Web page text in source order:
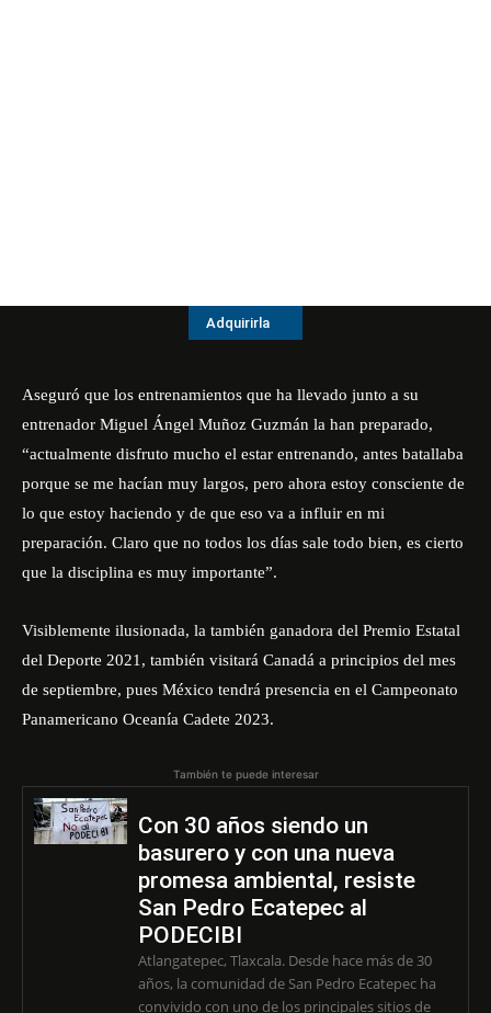
Adquirirla
Aseguró que los entrenamientos que ha llevado junto a su
entrenador Miguel Ángel Muñoz Guzmán la han preparado,
“actualmente disfruto mucho el estar entrenando, antes batallaba
porque se me hacían muy largos, pero ahora estoy consciente de
lo que estoy haciendo y de que eso va a influir en mi
preparación. Claro que no todos los días sale todo bien, es cierto
que la disciplina es muy importante”.
Visiblemente ilusionada, la también ganadora del Premio Estatal
del Deporte 2021, también visitará Canadá a principios del mes
de septiembre, pues México tendrá presencia en el Campeonato
Panamericano Oceanía Cadete 2023.
También te puede interesar
Con 30 años siendo un
basurero y con una nueva
promesa ambiental, resiste
San Pedro Ecatepec al
PODECIBI
Atlangatepec, Tlaxcala. Desde hace más de 30
años, la comunidad de San Pedro Ecatepec ha
convivido con uno de los principales sitios de